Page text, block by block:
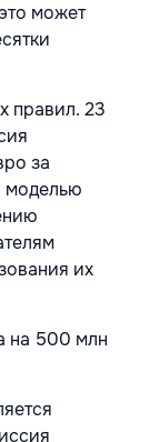
может
правил. 23
за
моделью
их
на 500 млн